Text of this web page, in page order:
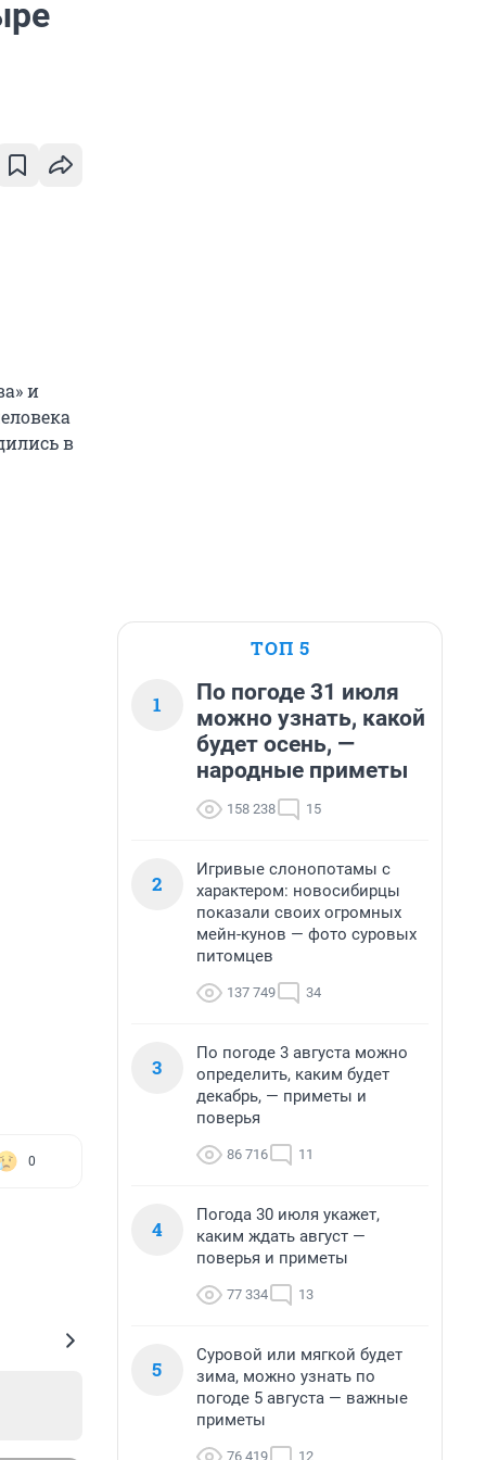
и
в
0
ТОП 5
1
По погоде 31 июля
можно узнать, какой
будет осень, —
народные приметы
158 238 15
2
Игривые слонопотамы с
характером: новосибирцы
показали своих огромных
мейн-кунов — фото суровых
питомцев
137 749 34
3
По погоде 3 августа можно
определить, каким будет
декабрь, — приметы и
поверья
86 716 11
4
Погода 30 июля укажет,
каким ждать август —
поверья и приметы
77 334 13
5
Суровой или мягкой будет
зима, можно узнать по
погоде 5 августа — важные
приметы
76 419 12